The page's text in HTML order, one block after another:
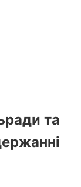
та